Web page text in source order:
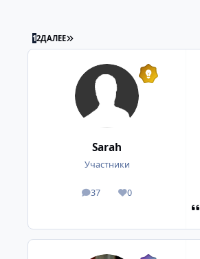
12ДАЛЕЕ ПОСЛЕДНЯЯ СТРАНИЦА
Sarah
Участники
37
посты 0
Репутация